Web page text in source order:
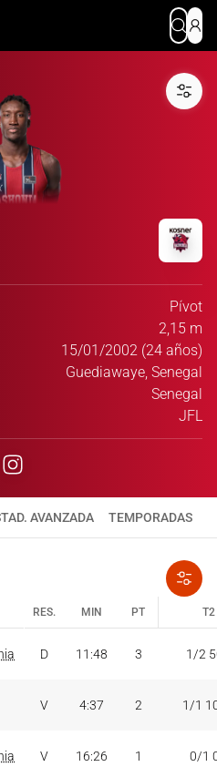
Pívot
2,15 m
15/01/2002 (24 años)
Guediawaye, Senegal
Senegal
JFL
AVANZADA TEMPORADAS
RES. MIN PT T2
D 11:48 3 1/2
V 4:37 2 1/1
V 16:26 1 0/1